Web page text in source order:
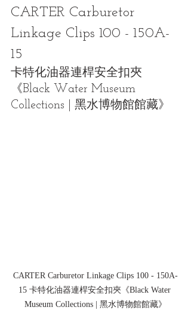
CARTER Carburetor
Linkage Clips 100 - 150A-
15
卡特化油器連桿安全扣夾
《Black Water Museum
Collections | 黑水博物館館藏》
CARTER Carburetor Linkage Clips 100 - 150A-
15 卡特化油器連桿安全扣夾《Black Water
Museum Collections | 黑水博物館館藏》